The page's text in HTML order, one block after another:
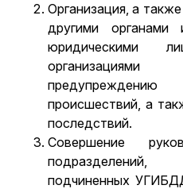
Организация, а
другими органами
юридическими
предупреждению
происшествий, а
последствий.
Совершение
подчиненных